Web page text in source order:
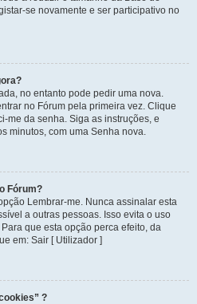
se novamente e ser participativo no
no entanto pode pedir uma nova.
no Fórum pela primeira vez. Clique
me da senha. Siga as instruções, e
minutos, com uma Senha nova.
Fórum?
Lembrar-me. Nunca assinalar esta
a outras pessoas. Isso evita o uso
que esta opção perca efeito, da
em: Sair [ Utilizador ]
?